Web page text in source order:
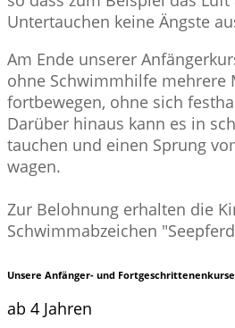
Untertauchen keine Ängste
Am Ende unserer
ohne Schwimmhilfe mehrere
fortbewegen, ohne sich
Darüber hinaus kann es in
tauchen und einen Sprung
wagen.
Zur Belohnung erhalten die
Schwimmabzeichen
Unsere Anfänger- und
ab 4 Jahren